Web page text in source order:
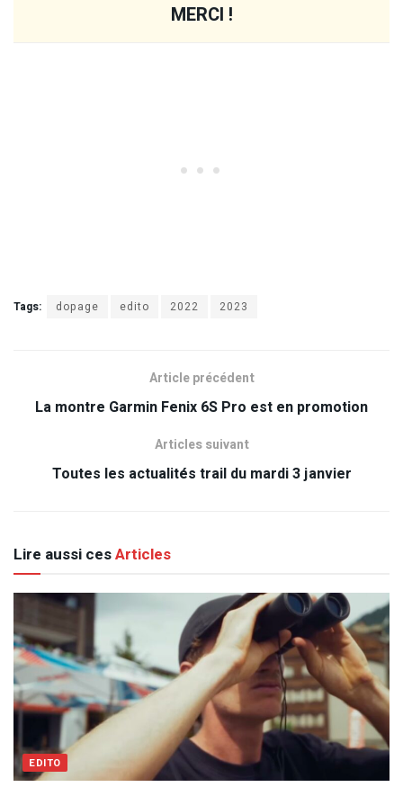
MERCI !
Tags: dopage edito 2022 2023
Article précédent
La montre Garmin Fenix 6S Pro est en promotion
Articles suivant
Toutes les actualités trail du mardi 3 janvier
Lire aussi cesArticles
EDITO